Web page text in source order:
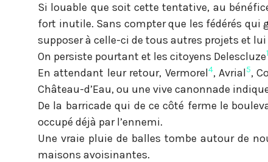
Si louable que soit cette tentative, au
fort inutile. Sans compter que les fédérés qui
supposer à celle-ci de tous autres projets et
On persiste pourtant et les citoyens Delescluze1
En attendant leur retour, Vermorel4, Avrial5,
Château-d’Eau, ou une vive canonnade
De la barricade qui de ce côté ferme le
occupé déjà par l’ennemi.
Une vraie pluie de balles tombe autour de
maisons avoisinantes.